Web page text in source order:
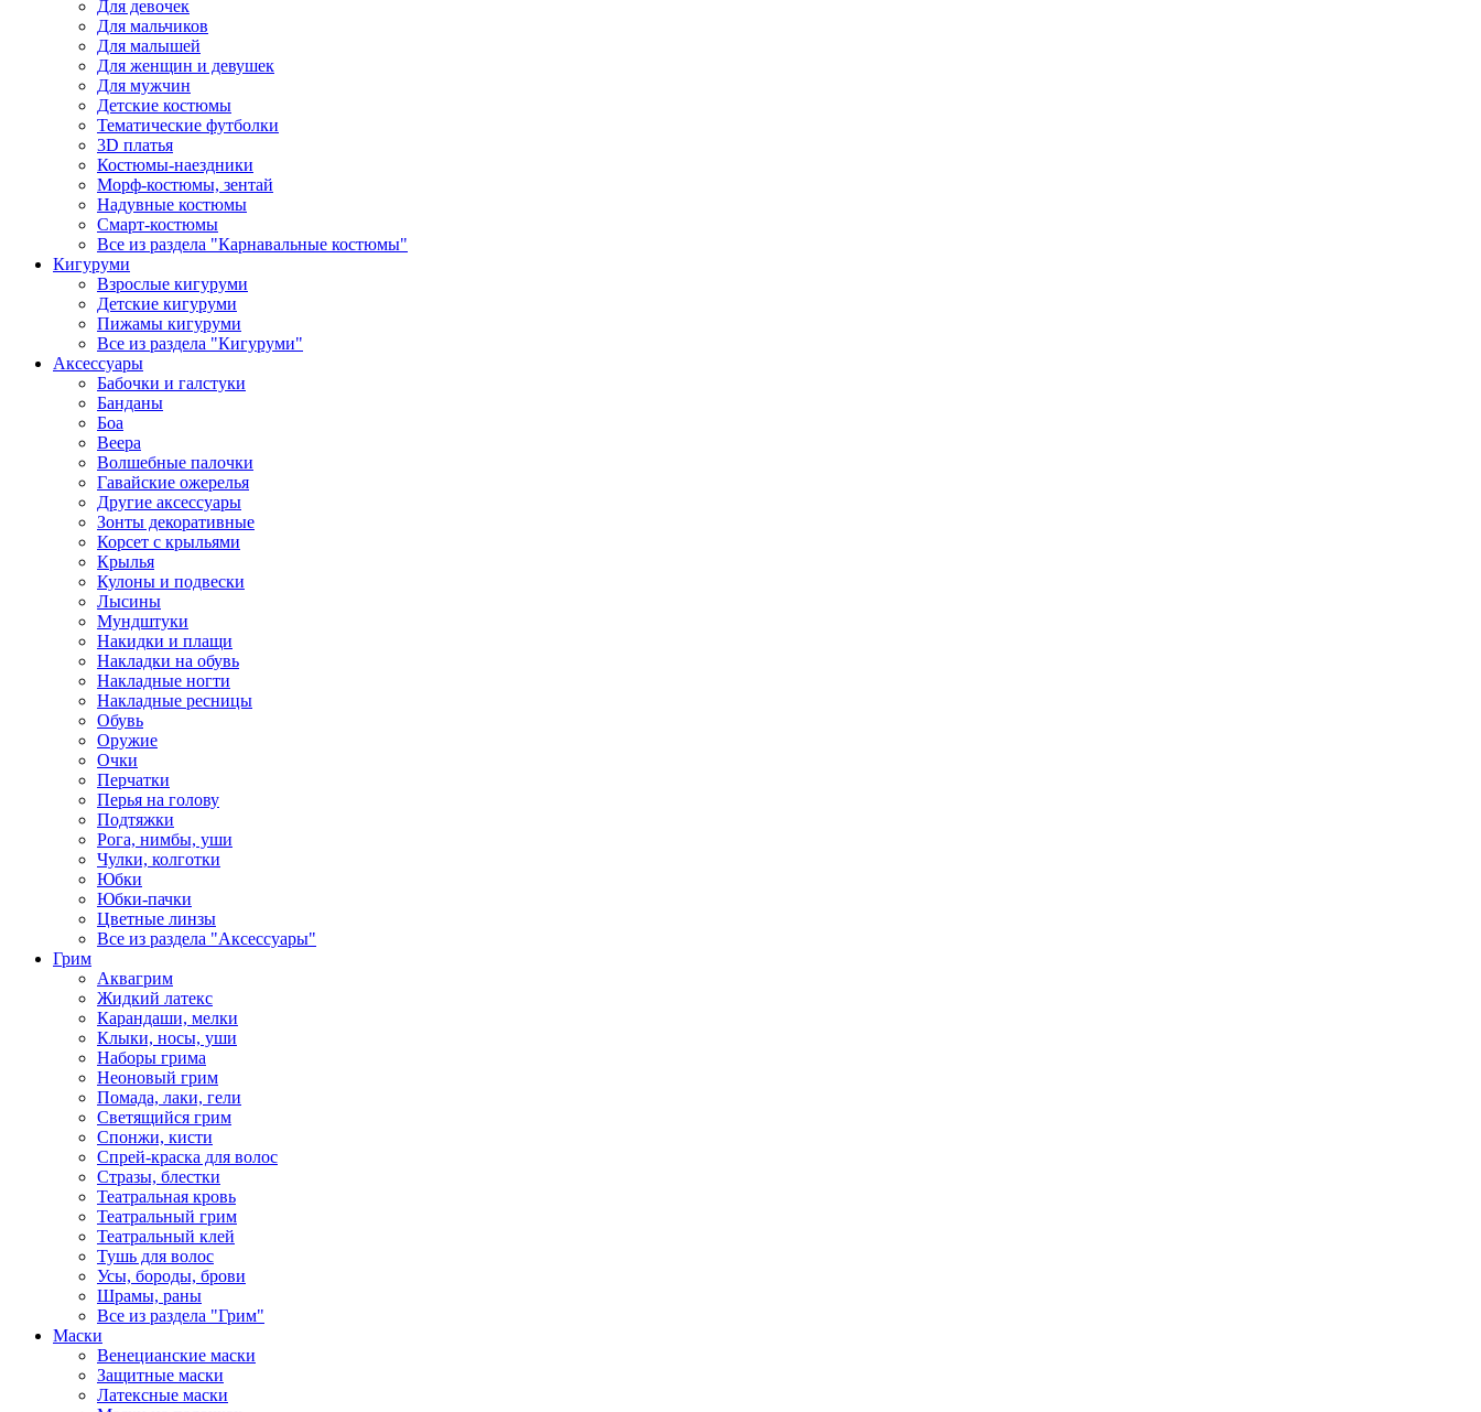
Для девочек
Для мальчиков
Для малышей
Для женщин и девушек
Для мужчин
Детские костюмы
Тематические футболки
3D платья
Костюмы-наездники
Морф-костюмы, зентай
Надувные костюмы
Смарт-костюмы
Все из раздела "Карнавальные костюмы"
Кигуруми
Взрослые кигуруми
Детские кигуруми
Пижамы кигуруми
Все из раздела "Кигуруми"
Аксессуары
Бабочки и галстуки
Банданы
Боа
Веера
Волшебные палочки
Гавайские ожерелья
Другие аксессуары
Зонты декоративные
Корсет с крыльями
Крылья
Кулоны и подвески
Лысины
Мундштуки
Накидки и плащи
Накладки на обувь
Накладные ногти
Накладные ресницы
Обувь
Оружие
Очки
Перчатки
Перья на голову
Подтяжки
Рога, нимбы, уши
Чулки, колготки
Юбки
Юбки-пачки
Цветные линзы
Все из раздела "Аксессуары"
Грим
Аквагрим
Жидкий латекс
Карандаши, мелки
Клыки, носы, уши
Наборы грима
Неоновый грим
Помада, лаки, гели
Светящийся грим
Спонжи, кисти
Спрей-краска для волос
Стразы, блестки
Театральная кровь
Театральный грим
Театральный клей
Тушь для волос
Усы, бороды, брови
Шрамы, раны
Все из раздела "Грим"
Маски
Венецианские маски
Защитные маски
Латексные маски